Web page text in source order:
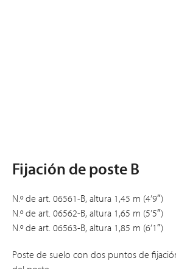
Fijación de poste B
N.º de art. 06561-B, altura 1,45 m (4’9″)
N.º de art. 06562-B, altura 1,65 m (5’5″)
N.º de art. 06563-B, altura 1,85 m (6’1″)
Poste de suelo con dos puntos de